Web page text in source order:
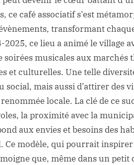
ce café associatif s’est
transformant
2025, ce lieu a animé le village
soirées musicales aux marchés
et culturelles. Une telle
social, mais aussi d’attirer des
locale. La clé de ce
la proximité avec la
aux envies et besoins des
Ce modèle, qui pourrait
que, même dans un petit